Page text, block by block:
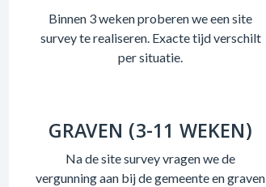
Binnen 3 weken proberen we een site
survey te realiseren. Exacte tijd verschilt
per situatie.
GRAVEN (3-11 WEKEN)
Na de site survey vragen we de
vergunning aan bij de gemeente en graven